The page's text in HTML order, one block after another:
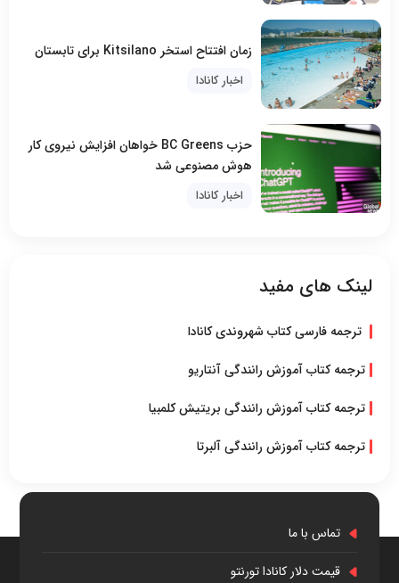
زمان افتتاح استخر Kitsilano برای تابستان
اخبار کانادا
حزب BC Greens خواهان افزایش نیروی کار
هوش مصنوعی شد
اخبار کانادا
لینک های مفید
ترجمه فارسی کتاب شهروندی کانادا
ترجمه کتاب آموزش رانندگی آنتاریو
ترجمه کتاب آموزش رانندگی بریتیش کلمبیا
ترجمه کتاب آموزش رانندگی آلبرتا
تماس با ما
قیمت دلار کانادا تورنتو